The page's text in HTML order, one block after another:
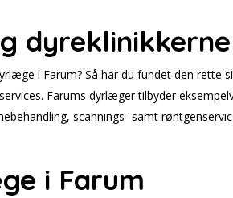
i Farum? Så har du fundet den
Farums dyrlæger tilbyder
scannings- samt
i Farum